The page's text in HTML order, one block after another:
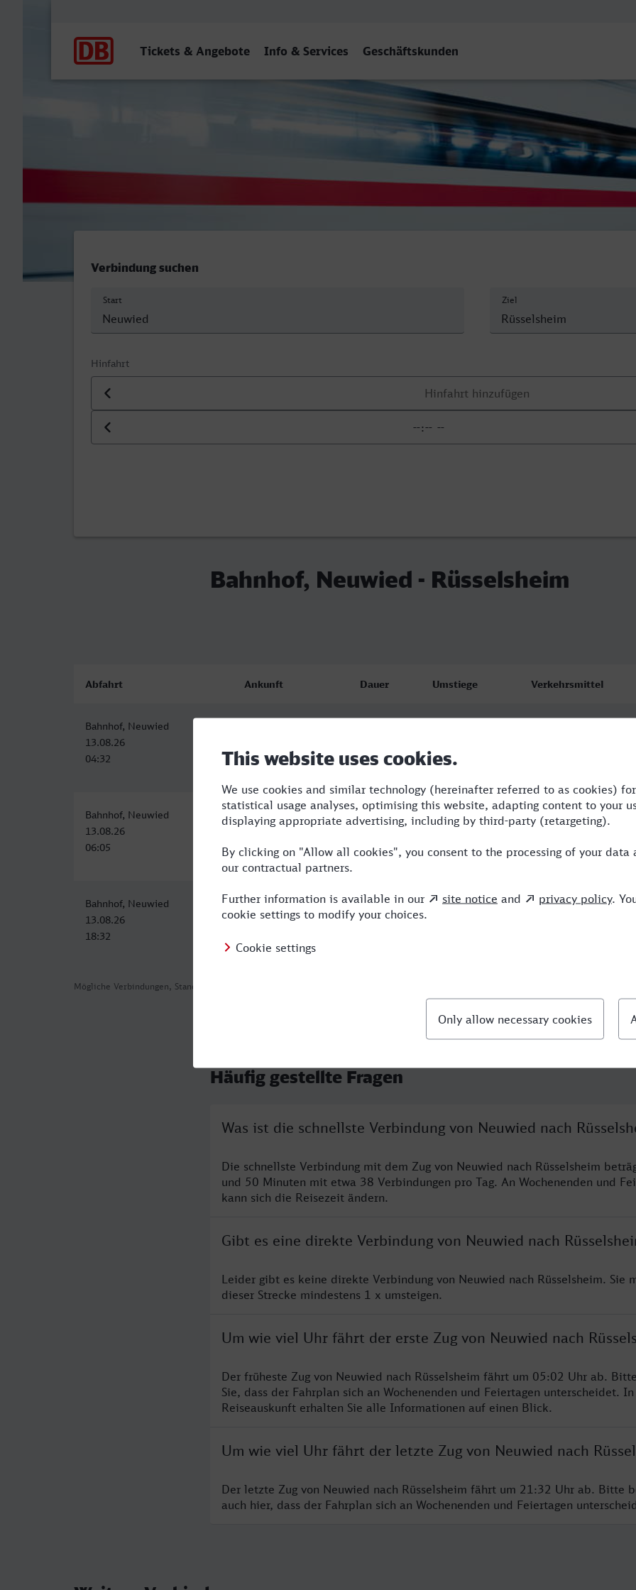
Tickets & Angebote Info & Services Geschäftskunden
Bahnhof, Neuwied - Rüsselsheim
Verbindung suchen
Start Ziel
Hinfahrt
Datum der Hinfahrt
Uhrzeit der Hinfahrt
Bahnhof, Neuwied - Rüsselsheim
Mögliche Verbindungen, Stand: 2026-07-30 06:47
Abfahrt Ankunft Dauer Umstiege Verkehrsmittel
Bahnhof, Neuwied
13.08.26
04:32
06:22
Bahnhof, Neuwied
13.08.26
06:05
Rüsselsheim
13.08.26
08:08
2:03 BUS,RE
Bahnhof, Neuwied
13.08.26
18:32
Rüsselsheim
13.08.26
1:50 1 BUS,RE
Häufig gestellte Fragen
Was ist die schnellste Verbindung von Neuwied nach
Die schnellste Verbindung mit dem Zug von Neuwied nach Rüsselsheim
und 50 Minuten mit etwa 38 Verbindungen pro Tag. An Wochenenden und
kann sich die Reisezeit ändern.
Gibt es eine direkte Verbindung von Neuwied nach
Leider gibt es keine direkte Verbindung von Neuwied nach Rüsselsheim. Sie
dieser Strecke mindestens 1 x umsteigen.
Um wie viel Uhr fährt der erste Zug von Neuwied nach
Der früheste Zug von Neuwied nach Rüsselsheim fährt um 05:02 Uhr ab.
Sie, dass der Fahrplan sich an Wochenenden und Feiertagen unterscheidet.
Reiseauskunft erhalten Sie alle Informationen auf einen Blick.
Um wie viel Uhr fährt der letzte Zug von Neuwied nach
Der letzte Zug von Neuwied nach Rüsselsheim fährt um 21:32 Uhr ab. Bitte
auch hier, dass der Fahrplan sich an Wochenenden und Feiertagen